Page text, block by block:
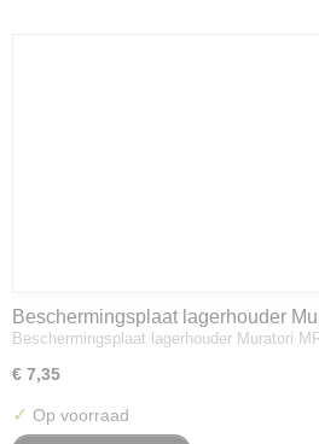
Beschermingsplaat lagerhouder
MR ID
Beschermingsplaat lagerhouder Muratori
€ 7,35
✓ Op voorraad